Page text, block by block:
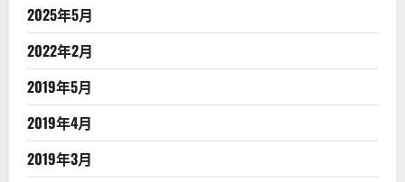
2025年5月
2022年2月
2019年5月
2019年4月
2019年3月